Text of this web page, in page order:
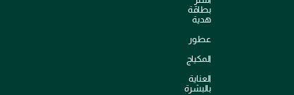
بطاقة
هدية
عطور
المكياج
العناية
بالبشرة